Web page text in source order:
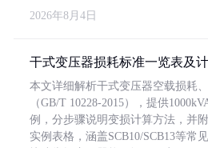
2026年8月4日
干式变压器损耗标准一览表及
本文详细解析干式变压器空载损耗
（GB/T 10228-2015），提供
例，分步骤说明变损计算方法，并
实例表格，涵盖SCB10/SCB13等常